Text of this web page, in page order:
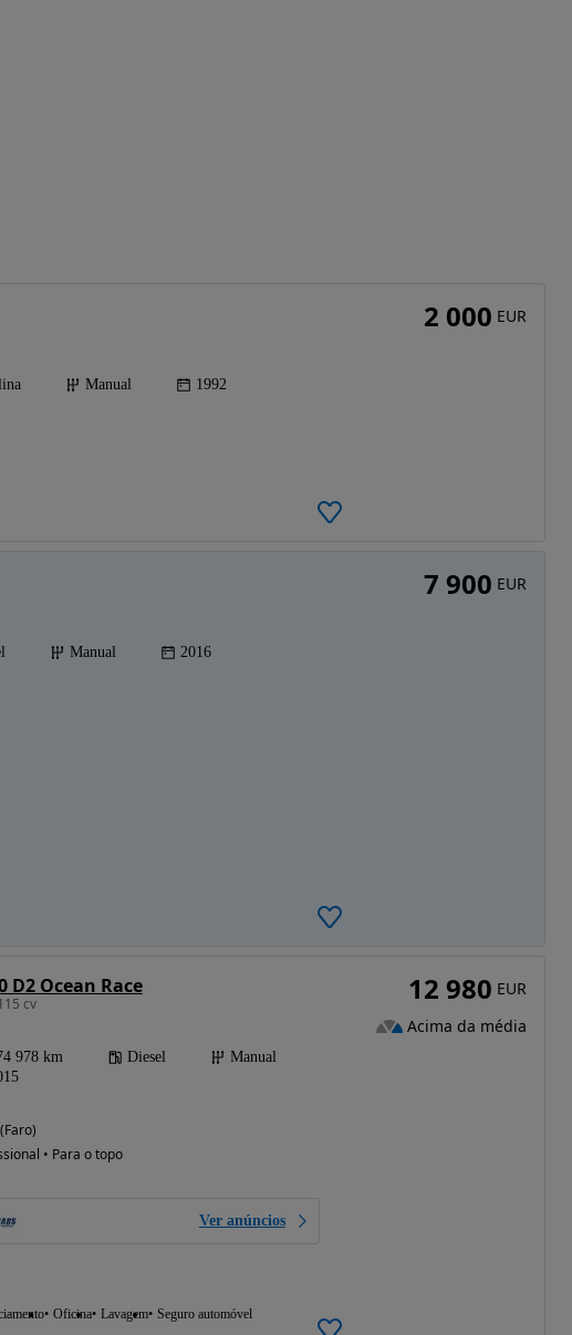
Manual 1992
2 000 EUR
Manual 2016
7 900 EUR
D2 Ocean Race
cv
978 km Diesel
Manual
• Para o topo
Ver anúncios
Oficina Lavagem Seguro automóvel
12 980 EUR
Acima da média